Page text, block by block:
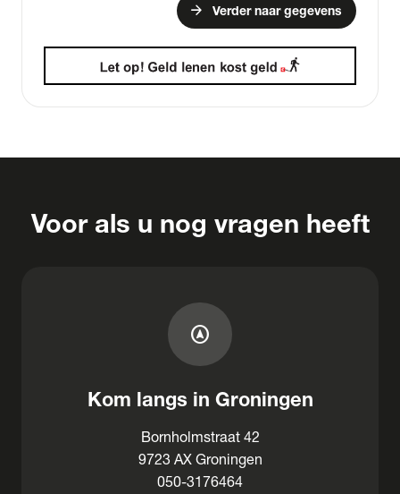
arrow_forward Verder naar gegevens
Voor als u nog vragen heeft
assistant_navigation
Kom langs in Groningen
Bornholmstraat 42
9723 AX Groningen
050-3176464